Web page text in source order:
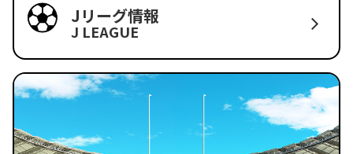
Jリーグ情報
J LEAGUE